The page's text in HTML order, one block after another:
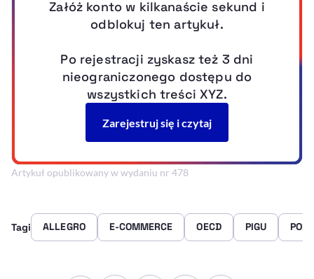
Artykuł opublikowany w wydaniu nr 478
Tagi ALLEGRO E-COMMERCE OECD PIGU